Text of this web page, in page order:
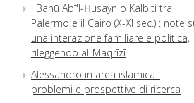
I Banū Abī'l-Ḥusayn o Kalbiti tra
Palermo e il Cairo (X-XI sec.) : note
una interazione familiare e politica,
rileggendo al-Maqrīzī
Alessandro in area islamica :
problemi e prospettive di ricerca